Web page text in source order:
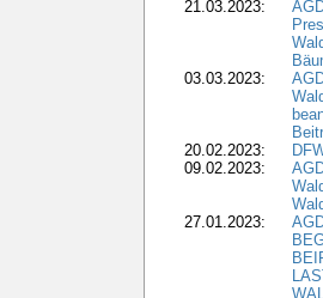
21.03.2023:
03.03.2023:
20.02.2023:
09.02.2023:
27.01.2023: